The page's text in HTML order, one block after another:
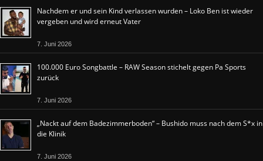
Nachdem er und sein Kind verlassen wurden – Loko Ben ist wieder
vergeben und wird erneut Vater
7. Juni 2026
100.000 Euro Songbattle – RAW Season stichelt gegen Pa Sports
zurück
7. Juni 2026
„Nackt auf dem Badezimmerboden“ – Bushido muss nach dem S*x in
die Klinik
7. Juni 2026